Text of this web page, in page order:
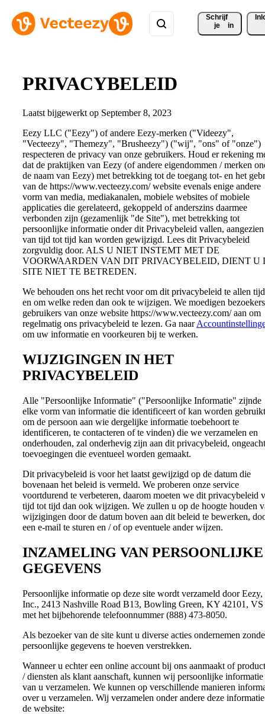
Schrijf
je
in
PRIVACYBELEID
Laatst bijgewerkt op September 8, 2023
Eezy LLC ("Eezy") of andere Eezy-merken ("Videezy",
"Vecteezy", "Themezy", "Brusheezy") ("wij", "ons" of "onze")
respecteren de privacy van onze gebruikers. Houd er rekening
dat de praktijken van Eezy (of andere eigendommen / merken
de naam van Eezy) met betrekking tot de toegang tot- en het
van de https://www.vecteezy.com/ website evenals enige andere
vorm van media, mediakanalen, mobiele websites of mobiele
applicaties die gerelateerd, gekoppeld of anderszins daarmee
verbonden zijn (gezamenlijk "de Site"), met betrekking tot
persoonlijke informatie onder dit Privacybeleid vallen,
van tijd tot tijd kan worden gewijzigd. Lees dit Privacybeleid
zorgvuldig door. ALS U NIET INSTEMT MET DE
VOORWAARDEN VAN DIT PRIVACYBELEID, DIENT U
SITE NIET TE BETREDEN.
We behouden ons het recht voor om dit privacybeleid te allen
en om welke reden dan ook te wijzigen. We moedigen
gebruikers van onze website https://www.vecteezy.com/ aan om
regelmatig ons privacybeleid te lezen. Ga naar
om uw informatie en voorkeuren bij te werken.
WIJZIGINGEN IN HET
PRIVACYBELEID
Alle "Persoonlijke Informatie" ("Persoonlijke Informatie" zijnde
elke vorm van informatie die identificeert of kan worden gebruikt
om de persoon aan wie dergelijke informatie toebehoort te
identificeren, te contacteren of te vinden) die we verzamelen en
onderhouden, zal onderhevig zijn aan dit privacybeleid,
toevoegingen die eventueel worden gemaakt.
Dit privacybeleid is voor het laatst gewijzigd op de datum die
bovenaan het beleid is vermeld. We proberen onze service
voortdurend te verbeteren, daarom moeten we dit privacybeleid
tijd tot tijd dan ook wijzigen. We zullen u op de hoogte houden
wijzigingen door de datum boven aan dit beleid te bewerken,
een e-mail te sturen en / of op eventuele ander wijzen.
INZAMELING VAN PERSOONLIJKE
GEGEVENS
Persoonlijke informatie op deze site wordt verzameld door Eezy,
Inc., 2413 Nashville Road B13, Bowling Green, KY 42101, VS
met het bijbehorende telefoonnummer (888) 473-8050.
Als bezoeker van de site kunt u diverse acties ondernemen
persoonlijke gegevens te hoeven verstrekken.
Wanneer u echter een online account bij ons aanmaakt of
/ diensten als klant aanschaft, kunnen wij persoonlijke informatie
van u verzamelen. We kunnen op verschillende manieren
over u verzamelen. Wij verzamelen onder andere deze
de website: